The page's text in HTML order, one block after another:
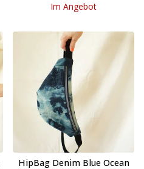
Im Angebot
HipBag Denim Blue Ocean